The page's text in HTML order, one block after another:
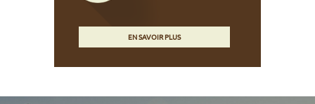
EN SAVOIR PLUS